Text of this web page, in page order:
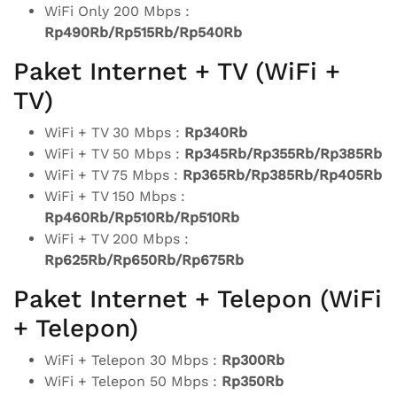
WiFi Only 200 Mbps :
Rp490Rb/Rp515Rb/Rp540Rb
Paket Internet + TV (WiFi +
TV)
WiFi + TV 30 Mbps : Rp340Rb
WiFi + TV 50 Mbps : Rp345Rb/Rp355Rb/Rp385Rb
WiFi + TV 75 Mbps : Rp365Rb/Rp385Rb/Rp405Rb
WiFi + TV 150 Mbps :
Rp460Rb/Rp510Rb/Rp510Rb
WiFi + TV 200 Mbps :
Rp625Rb/Rp650Rb/Rp675Rb
Paket Internet + Telepon (WiFi
+ Telepon)
WiFi + Telepon 30 Mbps : Rp300Rb
WiFi + Telepon 50 Mbps : Rp350Rb